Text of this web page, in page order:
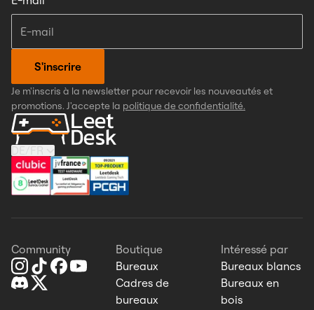
S'inscrire
Je m'inscris à la newsletter pour recevoir les nouveautés et
promotions. J'accepte la politique de confidentialité.
DE
Community
Boutique
Bureaux
Cadres de
bureaux
Intéressé par
Bureaux blancs
Bureaux en
bois